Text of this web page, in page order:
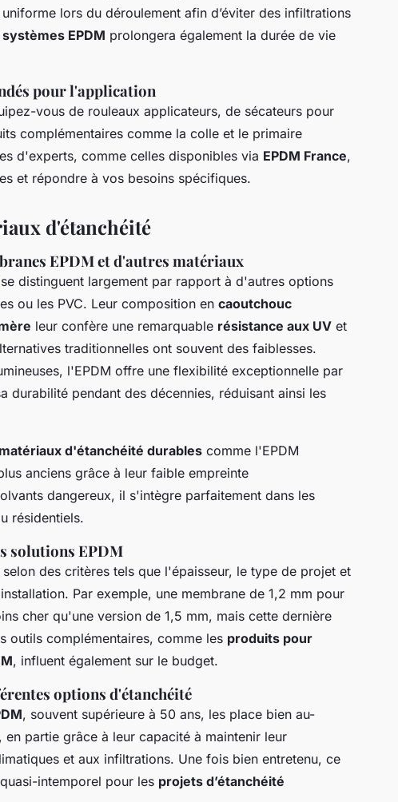
lors du déroulement afin d’éviter des infiltrations
EPDM prolongera également la durée de vie
pour l'application
vous de rouleaux applicateurs, de sécateurs pour
complémentaires comme la colle et le primaire
d'experts, comme celles disponibles via EPDM France,
et répondre à vos besoins spécifiques.
d'étanchéité
EPDM et d'autres matériaux
se distinguent largement par rapport à d'autres options
ou les PVC. Leur composition en caoutchouc
leur confère une remarquable résistance aux UV et
traditionnelles ont souvent des faiblesses.
l'EPDM offre une flexibilité exceptionnelle par
durabilité pendant des décennies, réduisant ainsi les
matériaux d'étanchéité durables comme l'EPDM
anciens grâce à leur faible empreinte
dangereux, il s'intègre parfaitement dans les
résidentiels.
solutions EPDM
des critères tels que l'épaisseur, le type de projet et
Par exemple, une membrane de 1,2 mm pour
cher qu'une version de 1,5 mm, mais cette dernière
outils complémentaires, comme les produits pour
, influent également sur le budget.
options d'étanchéité
, souvent supérieure à 50 ans, les place bien au-
partie grâce à leur capacité à maintenir leur
et aux infiltrations. Une fois bien entretenu, ce
intemporel pour les projets d’étanchéité